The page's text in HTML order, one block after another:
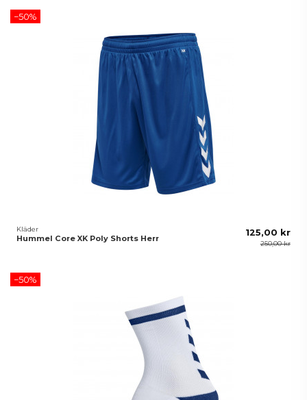
−50%
Kläder
Hummel Core XK Poly Shorts Herr
125,00 kr
250,00 kr
−50%